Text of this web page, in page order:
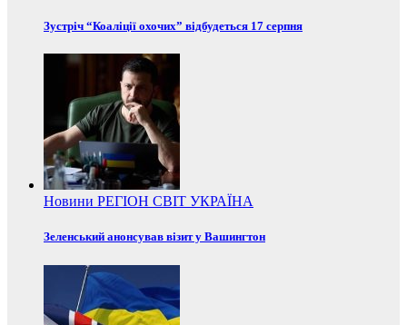
Зустріч “Коаліції охочих” відбудеться 17 серпня
Новини РЕГІОН СВІТ УКРАЇНА
Зеленський анонсував візит у Вашингтон